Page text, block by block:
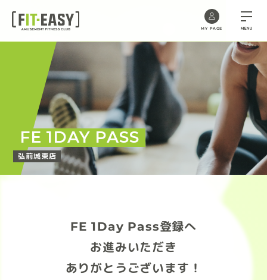
content
MY PAGE MENU
FE 1DAY PASS
弘前城東店
FE 1Day Pass登録へ
お進みいただき
ありがとうございます！